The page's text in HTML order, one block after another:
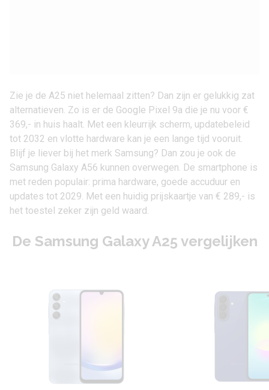
Zie je de A25 niet helemaal zitten? Dan zijn er gelukkig zat
alternatieven. Zo is er de Google Pixel 9a die je nu voor €
369,- in huis haalt. Met een kleurrijk scherm, updatebeleid
tot 2032 en vlotte hardware kan je een lange tijd vooruit.
Blijf je liever bij het merk Samsung? Dan zou je ook de
Samsung Galaxy A56 kunnen overwegen. De smartphone is
met reden populair: prima hardware, goede accuduur en
updates tot 2029. Met een huidig prijskaartje van € 289,- is
het toestel zeker zijn geld waard.
De Samsung Galaxy A25 vergelijken